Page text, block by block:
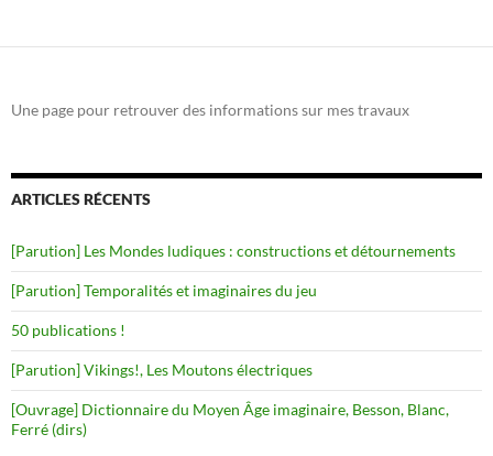
Une page pour retrouver des informations sur mes travaux
ARTICLES RÉCENTS
[Parution] Les Mondes ludiques : constructions et détournements
[Parution] Temporalités et imaginaires du jeu
50 publications !
[Parution] Vikings!, Les Moutons électriques
[Ouvrage] Dictionnaire du Moyen Âge imaginaire, Besson, Blanc,
Ferré (dirs)